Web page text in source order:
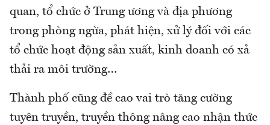
quan, tổ chức ở Trung ương và địa phương
trong phòng ngừa, phát hiện, xử lý đối với các
tổ chức hoạt động sản xuất, kinh doanh có xả
thải ra môi trường…
Thành phố cũng đề cao vai trò tăng cường
tuyên truyền, truyền thông nâng cao nhận thức